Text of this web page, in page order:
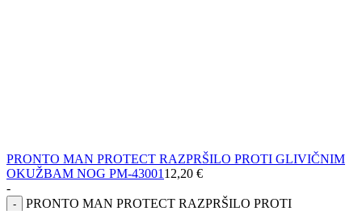
PRONTO MAN PROTECT RAZPRŠILO PROTI GLIVIČNIM
OKUŽBAM NOG PM-43001 12,20 €
-
-
PRONTO MAN PROTECT RAZPRŠILO PROTI